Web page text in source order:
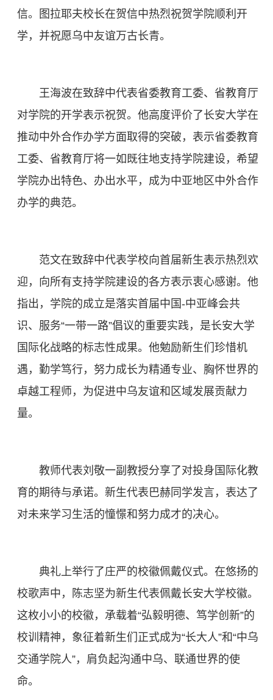
信。图拉耶夫校长在贺信中热烈祝贺学院顺利开
学，并祝愿乌中友谊万古长青。
王海波在致辞中代表省委教育工委、省教育厅
对学院的开学表示祝贺。他高度评价了长安大学在
推动中外合作办学方面取得的突破，表示省委教育
工委、省教育厅将一如既往地支持学院建设，希望
学院办出特色、办出水平，成为中亚地区中外合作
办学的典范。
范文在致辞中代表学校向首届新生表示热烈欢
迎，向所有支持学院建设的各方表示衷心感谢。他
指出，学院的成立是落实首届中国-中亚峰会共
识、服务“一带一路”倡议的重要实践，是长安大学
国际化战略的标志性成果。他勉励新生们珍惜机
遇，勤学笃行，努力成长为精通专业、胸怀世界的
卓越工程师，为促进中乌友谊和区域发展贡献力
量。
教师代表刘敬一副教授分享了对投身国际化教
育的期待与承诺。新生代表巴赫同学发言，表达了
对未来学习生活的憧憬和努力成才的决心。
典礼上举行了庄严的校徽佩戴仪式。在悠扬的
校歌声中，陈志坚为新生代表佩戴长安大学校徽。
这枚小小的校徽，承载着“弘毅明德、笃学创新”的
校训精神，象征着新生们正式成为“长大人”和“中乌
交通学院人”，肩负起沟通中乌、联通世界的使
命。